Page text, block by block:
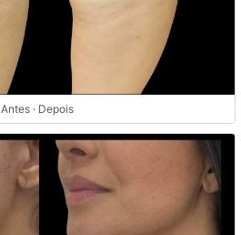
Antes · Depois